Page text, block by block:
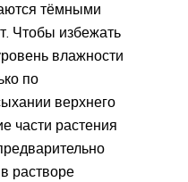
тёмными
Чтобы избежать
влажности
по
верхнего
части растения
растворе